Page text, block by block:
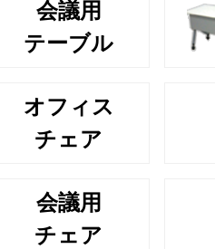
会議用
テーブル
オフィス
チェア
会議用
チェア